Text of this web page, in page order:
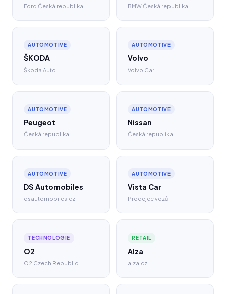
Ford Česká republika BMW Česká republika
AUTOMOTIVE
ŠKODA
Škoda Auto
AUTOMOTIVE
Volvo
Volvo Car
AUTOMOTIVE
Peugeot
Česká republika
AUTOMOTIVE
Nissan
Česká republika
AUTOMOTIVE
DS Automobiles
dsautomobiles.cz
AUTOMOTIVE
Vista Car
Prodejce vozů
TECHNOLOGIE
O2
O2 Czech Republic
RETAIL
Alza
alza.cz